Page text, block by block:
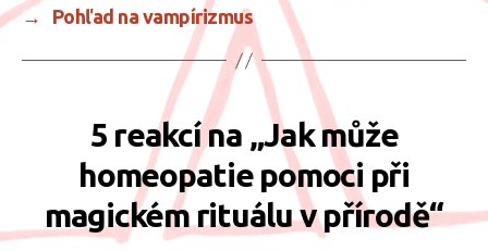
→
Pohľad na vampírizmus
5 reakcí na „Jak může
homeopatie pomoci při
magickém rituálu v přírodě“